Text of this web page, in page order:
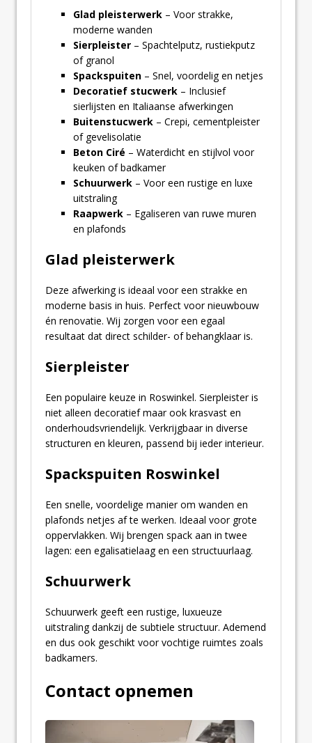
Glad pleisterwerk – Voor strakke,
moderne wanden
Sierpleister – Spachtelputz, rustiekputz
of granol
Spackspuiten – Snel, voordelig en netjes
Decoratief stucwerk – Inclusief
sierlijsten en Italiaanse afwerkingen
Buitenstucwerk – Crepi, cementpleister
of gevelisolatie
Beton Ciré – Waterdicht en stijlvol voor
keuken of badkamer
Schuurwerk – Voor een rustige en luxe
uitstraling
Raapwerk – Egaliseren van ruwe muren
en plafonds
Glad pleisterwerk
Deze afwerking is ideaal voor een strakke en
moderne basis in huis. Perfect voor nieuwbouw
én renovatie. Wij zorgen voor een egaal
resultaat dat direct schilder- of behangklaar is.
Sierpleister
Een populaire keuze in Roswinkel. Sierpleister is
niet alleen decoratief maar ook krasvast en
onderhoudsvriendelijk. Verkrijgbaar in diverse
structuren en kleuren, passend bij ieder interieur.
Spackspuiten Roswinkel
Een snelle, voordelige manier om wanden en
plafonds netjes af te werken. Ideaal voor grote
oppervlakken. Wij brengen spack aan in twee
lagen: een egalisatielaag en een structuurlaag.
Schuurwerk
Schuurwerk geeft een rustige, luxueuze
uitstraling dankzij de subtiele structuur. Ademend
en dus ook geschikt voor vochtige ruimtes zoals
badkamers.
Contact opnemen